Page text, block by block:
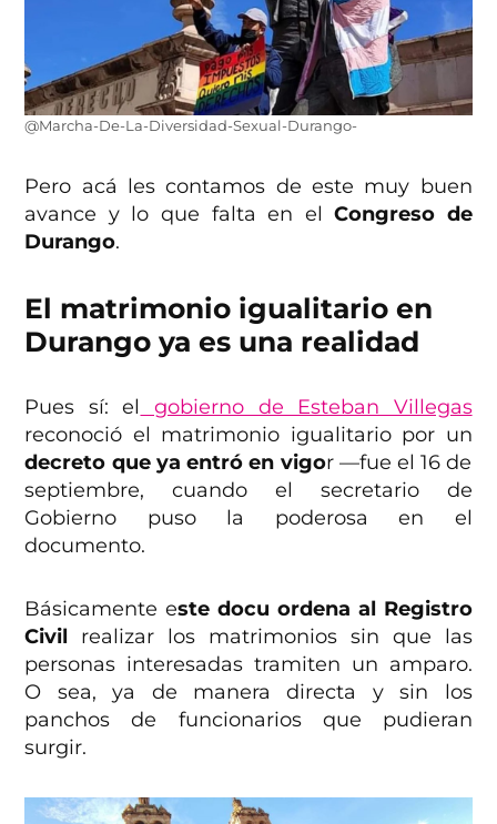
@Marcha-De-La-Diversidad-Sexual-Durango-
Pero acá les contamos de este muy buen
avance y lo que falta en elCongreso de
Durango.
El matrimonio igualitario en
Durango ya es una realidad
Pues sí: el
gobierno de Esteban Villegas
reconoció el matrimonio igualitario por un
decreto que ya entró en vigor —fue el 16 de
septiembre, cuando el secretario de
Gobierno puso la poderosa en el
documento.
Básicamente este docu ordena al Registro
Civil realizar los matrimonios sin que las
personas interesadas tramiten un amparo.
O sea, ya de manera directa y sin los
panchos de funcionarios que pudieran
surgir.